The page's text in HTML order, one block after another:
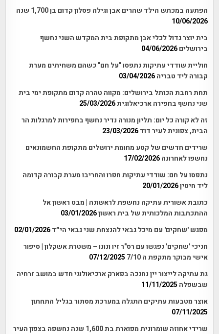
הפתעה במכתש הילד שהרים אבן וגילה פסלון קדום בן 1,700 שנה
10/06/2026
בית יוצר גדול לכלי אבן מתקופת בית המקדש השני נחשף
בירושלים 04/06/2026
חוליית שודדי עתיקות נתפסו "על חם" כשהם משחיתים מערת
קבורה ליד טבריה 03/04/2026
תחת רחבת הכותל בירושלים: מקווה טהרה קדום מתקופת ימי בית
שני נחשף בחפירה ארכיאלוגית25/03/2026
זה לא קורה כל יום: תליון מנורה נדיר נחשף בחפירות למרגלות הר
הבית, צפונית לעיר דוד 23/03/2026
שרידים חדשים של קטע מחומת ירושלים מתקופת החשמונאים
נחשפו לאחרונה 17/02/2026
נתפסו על חם: שודדי עתיקות חפרו והחריבו מערת קבורה קדומה
ליד חיטין20/01/2026
כתובת אשורית עתיקה נחשפת לראשונה | מבט ראשון אל
ההתכתבות המלכותית של בית ראשון03/01/2026
מפגש 'שחקים' עם מיכל גבאי להנצחת שני גבאי הי״ד 02/01/2026
חניכי 'שחקים' נפגשו עם רס"ר זיו ונונו – משטרת אשקלון | סיפור
אישי מבוקר מתקפת ה 7/10
07/12/2025
גת עתיקה לייצור יין נחנכה בפארק ארכיאולוגי חדש במושב זרחיה
שבשפלה 11/11/2025
אוצר מטבעות עתיקים התגלה במערכת מסתור בגליל התחתון
07/11/2025
שרידי אחוזה שומרונית מפוארת בת 1,600 שנה נחשפה בצפון העיר